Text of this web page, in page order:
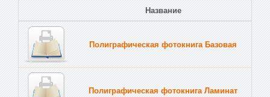
Название
Полиграфическая фотокнига Базовая
Полиграфическая фотокнига Ламинат